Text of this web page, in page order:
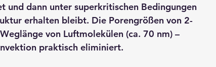
dann unter superkritischen Bedingungen
erhalten bleibt. Die Porengrößen von 2-
von Luftmolekülen (ca. 70 nm) –
praktisch eliminiert.